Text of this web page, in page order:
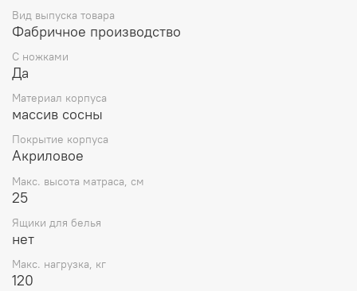
Вид выпуска товара
Фабричное производство
С ножками
Да
Материал корпуса
массив сосны
Покрытие корпуса
Акриловое
Макс. высота матраса, см
25
Ящики для белья
нет
Макс. нагрузка, кг
120